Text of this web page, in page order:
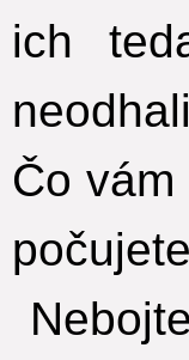
ich
Čo